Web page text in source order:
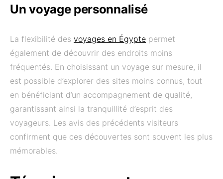
Un voyage personnalisé
La flexibilité des voyages en Égypte permet
également de découvrir des endroits moins
fréquentés. En choisissant un voyage sur mesure, il
est possible d’explorer des sites moins connus, tout
en bénéficiant d’un accompagnement de qualité,
garantissant ainsi la tranquillité d’esprit des
voyageurs. Les avis des précédents visiteurs
confirment que ces découvertes sont souvent les plus
mémorables.